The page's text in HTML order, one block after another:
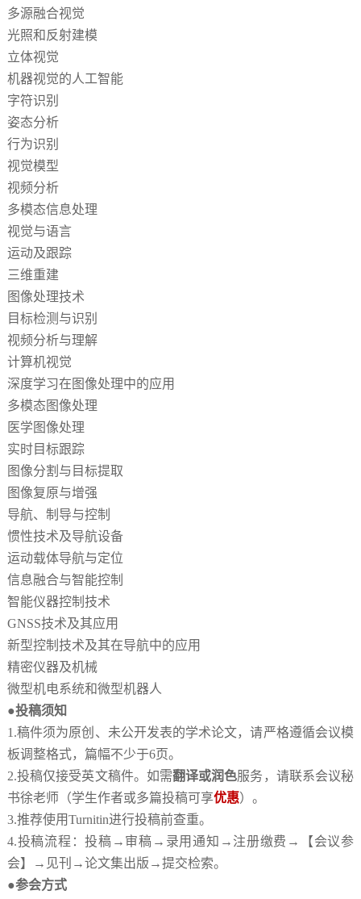
多源融合视觉
光照和反射建模
立体视觉
机器视觉的人工智能
字符识别
姿态分析
行为识别
视觉模型
视频分析
多模态信息处理
视觉与语言
运动及跟踪
三维重建
图像处理技术
目标检测与识别
视频分析与理解
计算机视觉
深度学习在图像处理中的应用
多模态图像处理
医学图像处理
实时目标跟踪
图像分割与目标提取
图像复原与增强
导航、制导与控制
惯性技术及导航设备
运动载体导航与定位
信息融合与智能控制
智能仪器控制技术
GNSS技术及其应用
新型控制技术及其在导航中的应用
精密仪器及机械
微型机电系统和微型机器人
●投稿须知
1.稿件须为原创、未公开发表的学术论文，请严格遵循会议模
板调整格式，篇幅不少于6页。
2.投稿仅接受英文稿件。如需翻译或润色服务，请联系会议秘
书徐老师（学生作者或多篇投稿可享优惠）。
3.推荐使用Turnitin进行投稿前查重。
4.投稿流程：投稿→审稿→录用通知→注册缴费→【会议参
会】→见刊→论文集出版→提交检索。
●参会方式